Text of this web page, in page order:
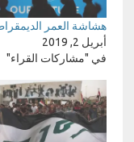
هشاشة العمر
أبريل 2, 2019
في "مشاركات القراء"